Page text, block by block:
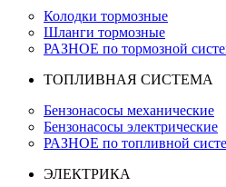
Колодки тормозные
Шланги тормозные
РАЗНОЕ по тормозной
ТОПЛИВНАЯ СИСТЕМА
Бензонасосы механические
Бензонасосы электрические
РАЗНОЕ по топливной
ЭЛЕКТРИКА